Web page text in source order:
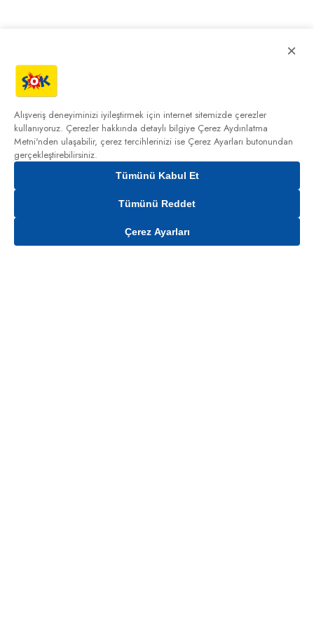
Gelince Haber Ver
×
Alışveriş deneyiminizi iyileştirmek için internet sitemizde çerezler
kullanıyoruz. Çerezler hakkında detaylı bilgiye Çerez Aydınlatma
Metni'nden ulaşabilir, çerez tercihlerinizi ise Çerez Ayarları butonundan
gerçekleştirebilirsiniz.
Tümünü Kabul Et
Tümünü Reddet
Çerez Ayarları